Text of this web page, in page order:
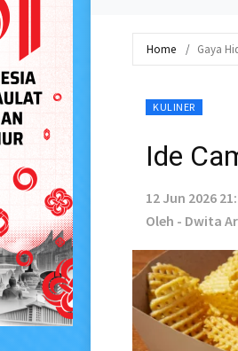
Home Gaya
KULINER
Ide
12 Jun 2026
Oleh - Dwita